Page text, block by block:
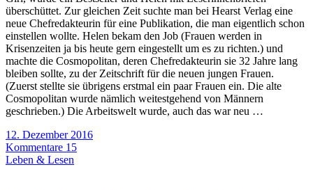
überschüttet. Zur gleichen Zeit suchte man bei Hearst Verlag eine
neue Chefredakteurin für eine Publikation, die man eigentlich schon
einstellen wollte. Helen bekam den Job (Frauen werden in
Krisenzeiten ja bis heute gern eingestellt um es zu richten.) und
machte die Cosmopolitan, deren Chefredakteurin sie 32 Jahre lang
bleiben sollte, zu der Zeitschrift für die neuen jungen Frauen.
(Zuerst stellte sie übrigens erstmal ein paar Frauen ein. Die alte
Cosmopolitan wurde nämlich weitestgehend von Männern
geschrieben.) Die Arbeitswelt wurde, auch das war neu …
12. Dezember 2016
Kommentare 15
Leben & Lesen